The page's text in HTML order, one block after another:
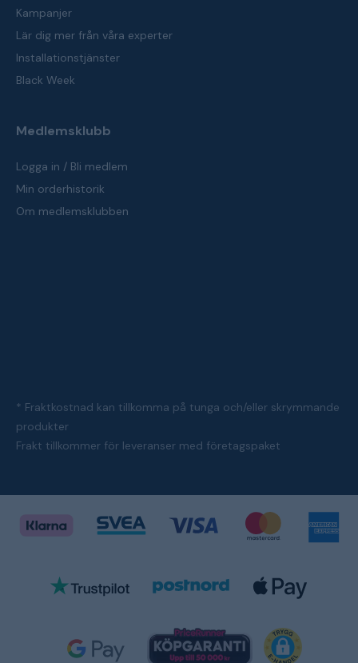
Kampanjer
Lär dig mer från våra experter
Installationstjänster
Black Week
Medlemsklubb
Logga in / Bli medlem
Min orderhistorik
Om medlemsklubben
* Fraktkostnad kan tillkomma på tunga och/eller skrymmande
produkter
Frakt tillkommer för leveranser med företagspaket